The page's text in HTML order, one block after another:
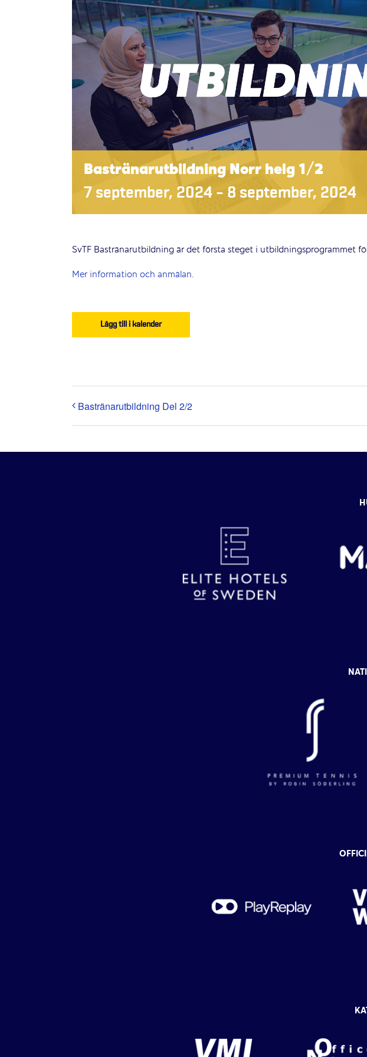
Bastränarutbildning Norr helg 1/2
7 september, 2024 – 8 september, 2024
SvTF Bastränarutbildning är det första steget i utbildningsprogrammet
Mer information och anmälan.
Lägg till i kalender
Bastränarutbildning Del 2/2